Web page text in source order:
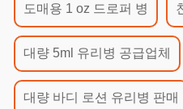
도매용 1 oz 드로퍼 병
대량 5ml 유리병 공급업체
대량 바디 로션 유리병 판매